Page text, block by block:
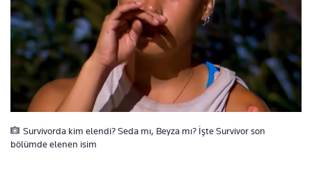
Survivorda kim elendi? Seda mı, Beyza mı? İşte Survivor son
bölümde elenen isim